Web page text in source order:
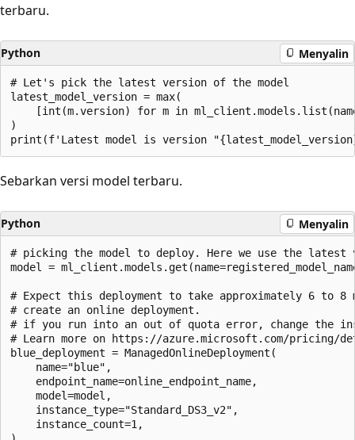
terbaru.
Python Menyalin
# Let's pick the latest version of the model
latest_model_version = max(
[int(m.version) for m in
)
Sebarkan versi model terbaru.
Python Menyalin
# picking the model to deploy. Here we use the latest
model =
# Expect this deployment to take approximately 6 to 8
# create an online deployment.
# if you run into an out of quota error, change the
# Learn more on https://azure.microsoft.com/pricing/
blue_deployment = ManagedOnlineDeployment(
    name="blue",
    endpoint_name=online_endpoint_name,
    model=model,
    instance_type="Standard_DS3_v2",
    instance_count=1,